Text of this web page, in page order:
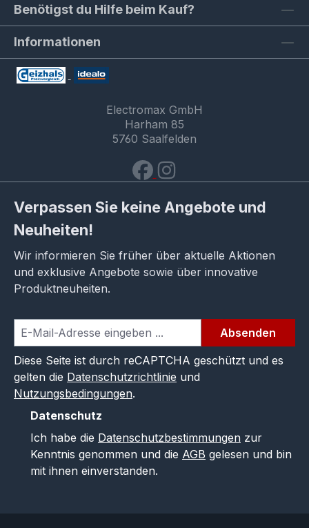
Benötigst du Hilfe beim Kauf?
Informationen
Electromax GmbH
Harham 85
5760 Saalfelden
Verpassen Sie keine Angebote und
Neuheiten!
Wir informieren Sie früher über aktuelle Aktionen
und exklusive Angebote sowie über innovative
Produktneuheiten.
Absenden
Diese Seite ist durch reCAPTCHA geschützt und es
gelten die Datenschutzrichtlinie und
Nutzungsbedingungen.
Datenschutz
Ich habe die Datenschutzbestimmungen zur
Kenntnis genommen und die AGB gelesen und bin
mit ihnen einverstanden.